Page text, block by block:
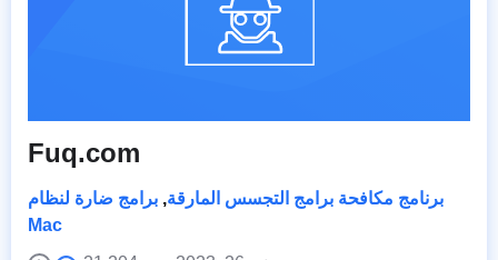
Fuq.com
برنامج مكافحة برامج التجسس المارقة, برامج ضارة لنظام
Mac